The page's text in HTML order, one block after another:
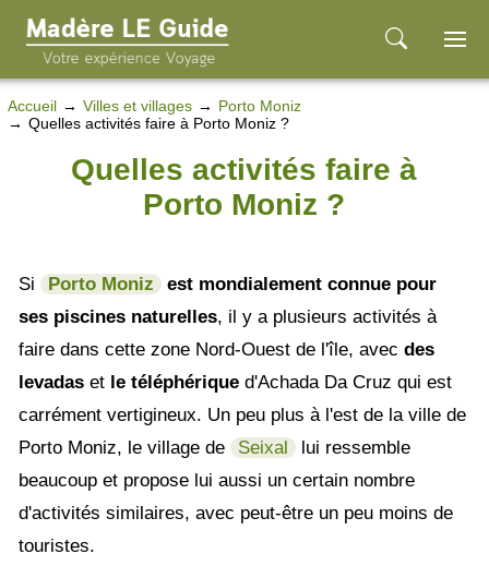
Accueil Villes et villages
Porto Moniz
Quelles activités faire à Porto Moniz ?
Quelles activités faire à
Porto Moniz ?
Si Porto Moniz est mondialement connue pour
ses piscines naturelles, il y a plusieurs activités à
faire dans cette zone Nord-Ouest de l'île, avec des
levadaset le téléphériqued'Achada Da Cruz qui est
carrément vertigineux. Un peu plus à l'est de la ville de
Porto Moniz, le village de
Seixal lui ressemble
beaucoup et propose lui aussi un certain nombre
d'activités similaires, avec peut-être un peu moins de
touristes.